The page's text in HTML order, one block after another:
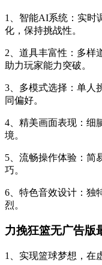
1、智能AI系统：实时
化，保持挑战性。
2、道具丰富性：多样
助力玩家能力突破。
3、多模式选择：单人
同偏好。
4、精美画面表现：细
境。
5、流畅操作体验：简
巧。
6、特色音效设计：独
烈。
力挽狂篮无广告版
1、实现篮球梦想，在